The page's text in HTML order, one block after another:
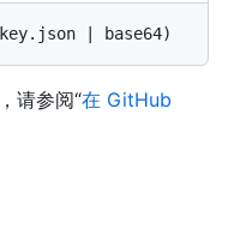
请参阅“在 GitHub